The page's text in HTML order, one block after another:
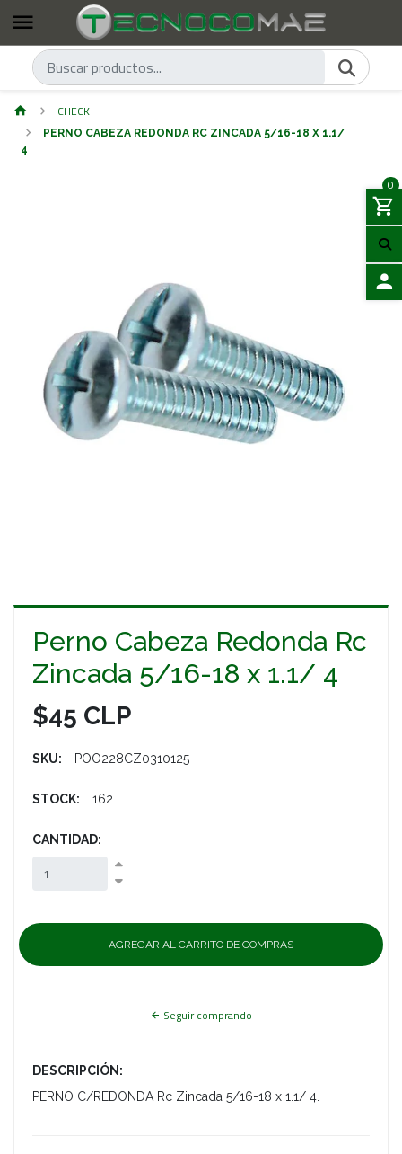
0
CHECK
PERNO CABEZA REDONDA RC ZINCADA 5/16-18 X 1.1/
4
Perno Cabeza Redonda Rc
Zincada 5/16-18 x 1.1/ 4
$45 CLP
SKU: POO228CZ0310125
STOCK: 162
CANTIDAD:
Seguir comprando
DESCRIPCIÓN:
PERNO C/REDONDA Rc Zincada 5/16-18 x 1.1/ 4.